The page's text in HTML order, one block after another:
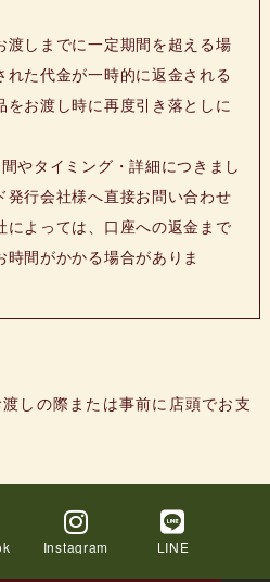
渡しまでに一定期間を超える場
れた代金が一時的に返金される
お渡し時に再度引き落としに
やタイミング・詳細につきまし
発行会社様へ直接お問い合わせ
によっては、口座への返金まで
間がかかる場合がありま
しの際または事前に店頭でお支
Instagram LINE